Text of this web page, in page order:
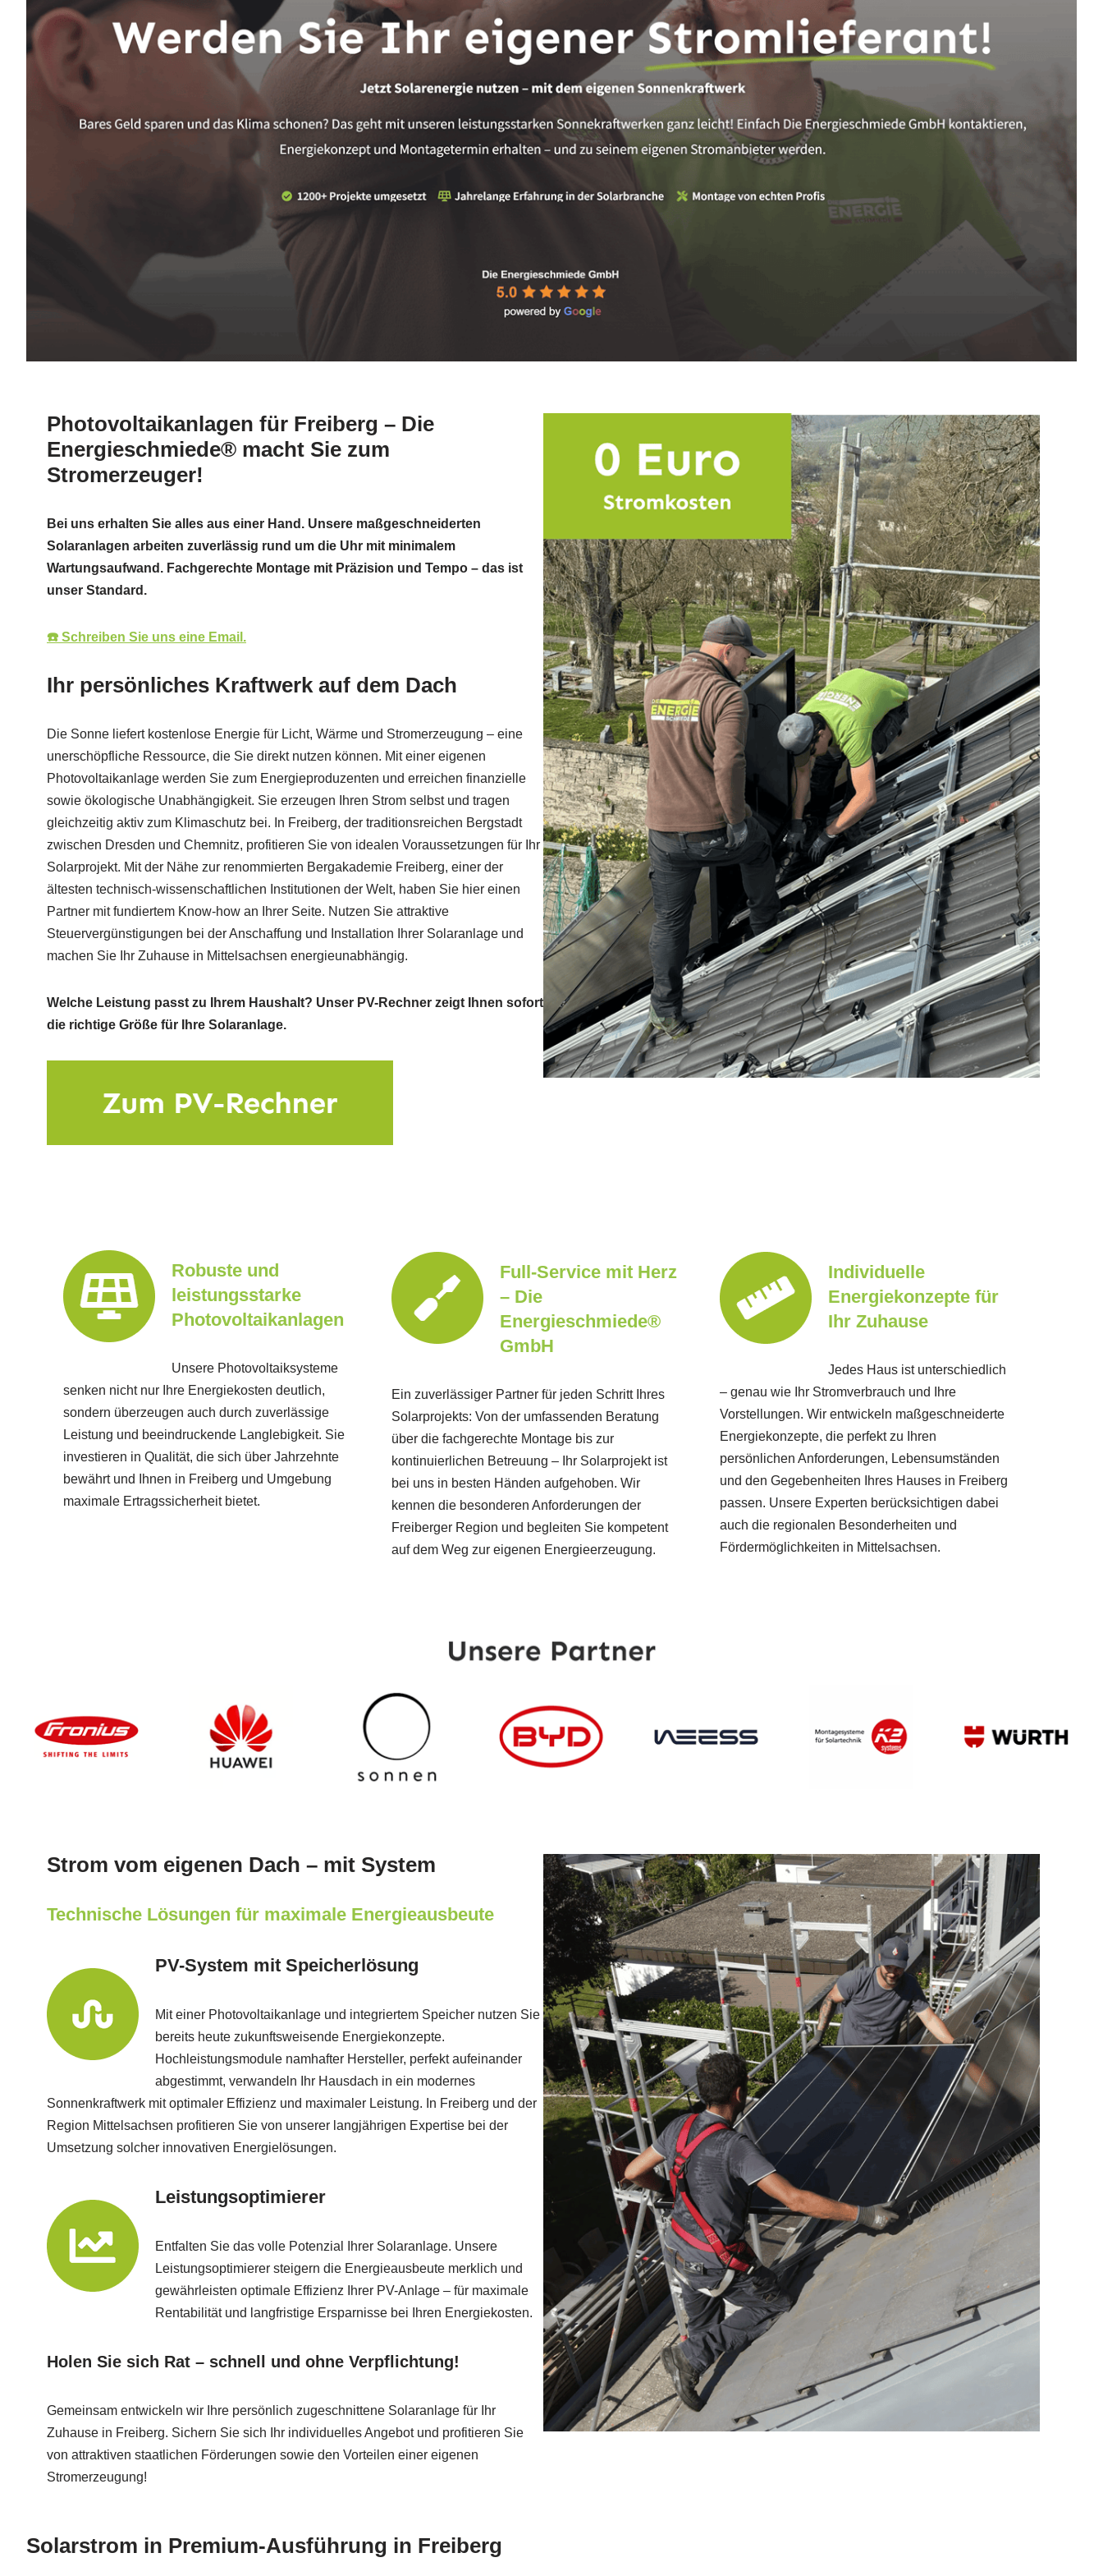
Photovoltaikanlagen für Freiberg – Die
Energieschmiede® macht Sie zum
Stromerzeuger!
Bei uns erhalten Sie alles aus einer Hand. Unsere maßgeschneiderten
Solaranlagen arbeiten zuverlässig rund um die Uhr mit minimalem
Wartungsaufwand. Fachgerechte Montage mit Präzision und Tempo – das ist
unser Standard.
☎️ Schreiben Sie uns eine Email.
Ihr persönliches Kraftwerk auf dem Dach
Die Sonne liefert kostenlose Energie für Licht, Wärme und Stromerzeugung – eine
unerschöpfliche Ressource, die Sie direkt nutzen können. Mit einer eigenen
Photovoltaikanlage werden Sie zum Energieproduzenten und erreichen finanzielle
sowie ökologische Unabhängigkeit. Sie erzeugen Ihren Strom selbst und tragen
gleichzeitig aktiv zum Klimaschutz bei. In Freiberg, der traditionsreichen Bergstadt
zwischen Dresden und Chemnitz, profitieren Sie von idealen Voraussetzungen für Ihr
Solarprojekt. Mit der Nähe zur renommierten Bergakademie Freiberg, einer der
ältesten technisch-wissenschaftlichen Institutionen der Welt, haben Sie hier einen
Partner mit fundiertem Know-how an Ihrer Seite. Nutzen Sie attraktive
Steuervergünstigungen bei der Anschaffung und Installation Ihrer Solaranlage und
machen Sie Ihr Zuhause in Mittelsachsen energieunabhängig.
Welche Leistung passt zu Ihrem Haushalt? Unser PV-Rechner zeigt Ihnen sofort
die richtige Größe für Ihre Solaranlage.
Robuste und
leistungsstarke
Photovoltaikanlagen
Unsere Photovoltaiksysteme
senken nicht nur Ihre Energiekosten deutlich,
sondern überzeugen auch durch zuverlässige
Leistung und beeindruckende Langlebigkeit. Sie
investieren in Qualität, die sich über Jahrzehnte
bewährt und Ihnen in Freiberg und Umgebung
maximale Ertragssicherheit bietet.
Full-Service mit Herz
– Die
Energieschmiede®
GmbH
Ein zuverlässiger Partner für jeden Schritt Ihres
Solarprojekts: Von der umfassenden Beratung
über die fachgerechte Montage bis zur
kontinuierlichen Betreuung – Ihr Solarprojekt ist
bei uns in besten Händen aufgehoben. Wir
kennen die besonderen Anforderungen der
Freiberger Region und begleiten Sie kompetent
auf dem Weg zur eigenen Energieerzeugung.
Individuelle
Energiekonzepte für
Ihr Zuhause
Jedes Haus ist unterschiedlich
– genau wie Ihr Stromverbrauch und Ihre
Vorstellungen. Wir entwickeln maßgeschneiderte
Energiekonzepte, die perfekt zu Ihren
persönlichen Anforderungen, Lebensumständen
und den Gegebenheiten Ihres Hauses in Freiberg
passen. Unsere Experten berücksichtigen dabei
auch die regionalen Besonderheiten und
Fördermöglichkeiten in Mittelsachsen.
Strom vom eigenen Dach – mit System
Technische Lösungen für maximale Energieausbeute
PV-System mit Speicherlösung
Mit einer Photovoltaikanlage und integriertem Speicher nutzen Sie
bereits heute zukunftsweisende Energiekonzepte.
Hochleistungsmodule namhafter Hersteller, perfekt aufeinander
abgestimmt, verwandeln Ihr Hausdach in ein modernes
Sonnenkraftwerk mit optimaler Effizienz und maximaler Leistung. In Freiberg und der
Region Mittelsachsen profitieren Sie von unserer langjährigen Expertise bei der
Umsetzung solcher innovativen Energielösungen.
Leistungsoptimierer
Entfalten Sie das volle Potenzial Ihrer Solaranlage. Unsere
Leistungsoptimierer steigern die Energieausbeute merklich und
gewährleisten optimale Effizienz Ihrer PV-Anlage – für maximale
Rentabilität und langfristige Ersparnisse bei Ihren Energiekosten.
Holen Sie sich Rat – schnell und ohne Verpflichtung!
Gemeinsam entwickeln wir Ihre persönlich zugeschnittene Solaranlage für Ihr
Zuhause in Freiberg. Sichern Sie sich Ihr individuelles Angebot und profitieren Sie
von attraktiven staatlichen Förderungen sowie den Vorteilen einer eigenen
Stromerzeugung!
Solarstrom in Premium-Ausführung in Freiberg